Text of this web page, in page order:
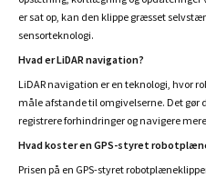
er sat op, kan den klippe græsset
sensorteknologi.
Hvad er LiDAR navigation?
LiDAR navigation er en teknologi, hvor
måle afstande til omgivelserne. Det
registrere forhindringer og navigere
Hvad koster en GPS-styret
Prisen på en GPS-styret